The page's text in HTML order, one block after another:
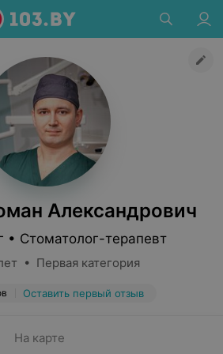
Александрович
• Стоматолог-терапевт
• Первая категория
Оставить первый отзыв
На карте